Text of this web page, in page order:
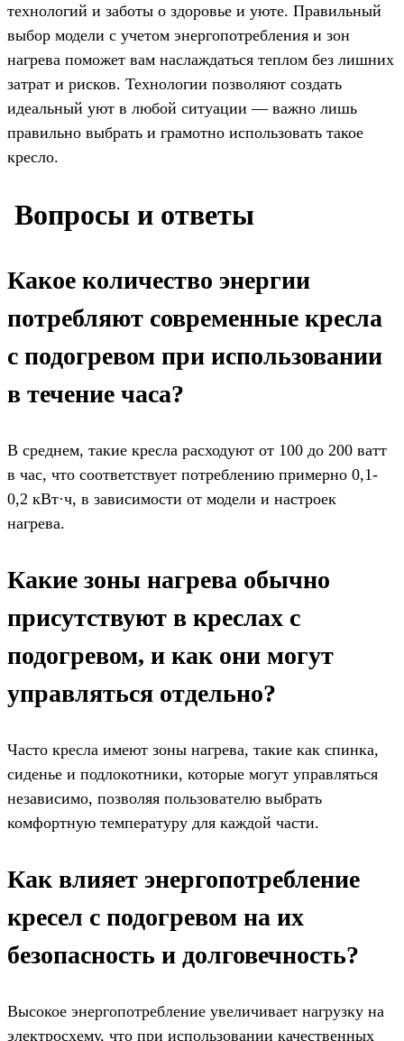
технологий и заботы о здоровье и уюте. Правильный
выбор модели с учетом энергопотребления и зон
нагрева поможет вам наслаждаться теплом без лишних
затрат и рисков. Технологии позволяют создать
идеальный уют в любой ситуации — важно лишь
правильно выбрать и грамотно использовать такое
кресло.
️ Вопросы и ответы
Какое количество энергии
потребляют современные кресла
с подогревом при использовании
в течение часа?
В среднем, такие кресла расходуют от 100 до 200 ватт
в час, что соответствует потреблению примерно 0,1-
0,2 кВт·ч, в зависимости от модели и настроек
нагрева.
Какие зоны нагрева обычно
присутствуют в креслах с
подогревом, и как они могут
управляться отдельно?
Часто кресла имеют зоны нагрева, такие как спинка,
сиденье и подлокотники, которые могут управляться
независимо, позволяя пользователю выбрать
комфортную температуру для каждой части.
Как влияет энергопотребление
кресел с подогревом на их
безопасность и долговечность?
Высокое энергопотребление увеличивает нагрузку на
электросхему, что при использовании качественных